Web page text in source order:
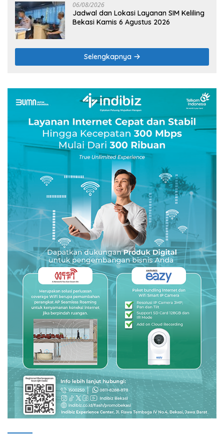
06/08/2026
Jadwal dan Lokasi Layanan SIM Keliling
Bekasi Kamis 6 Agustus 2026
Selengkapnya